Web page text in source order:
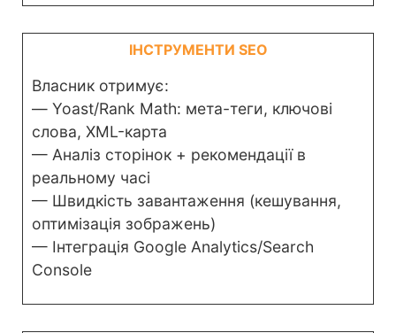
ІНСТРУМЕНТИ SEO
Власник отримує:
— Yoast/Rank Math: мета-теги, ключові
слова, XML-карта
— Аналіз сторінок + рекомендації в
реальному часі
— Швидкість завантаження (кешування,
оптимізація зображень)
— Інтеграція Google Analytics/Search
Console